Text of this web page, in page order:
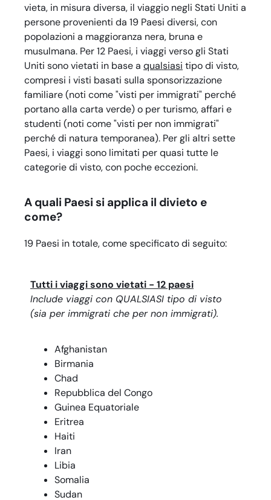
vieta, in misura diversa, il viaggio negli Stati Uniti a
persone provenienti da 19 Paesi diversi, con
popolazioni a maggioranza nera, bruna e
musulmana. Per 12 Paesi, i viaggi verso gli Stati
Uniti sono vietati in base a qualsiasi tipo di visto,
compresi i visti basati sulla sponsorizzazione
familiare (noti come "visti per immigrati" perché
portano alla carta verde) o per turismo, affari e
studenti (noti come "visti per non immigrati"
perché di natura temporanea). Per gli altri sette
Paesi, i viaggi sono limitati per quasi tutte le
categorie di visto, con poche eccezioni.
A quali Paesi si applica il divieto e
come?
19 Paesi in totale, come specificato di seguito:
Tutti i viaggi sono vietati - 12 paesi
Include viaggi con QUALSIASI tipo di visto
(sia per immigrati che per non immigrati).
Afghanistan
Birmania
Chad
Repubblica del Congo
Guinea Equatoriale
Eritrea
Haiti
Iran
Libia
Somalia
Sudan